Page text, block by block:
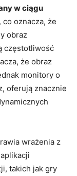
w ciągu
oznacza, że
obraz
częstotliwość
że obraz
monitory o
oferują znacznie
wrażenia z
takich jak gry